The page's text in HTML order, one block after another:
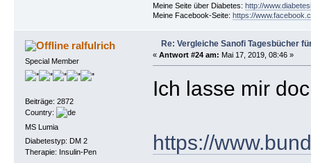
Meine Seite über Diabetes: http://
Meine Facebook-Seite: https://
ralfulrich
Special Member
Beiträge: 2872
Country:
MS Lumia
Diabetestyp: DM 2
Therapie: Insulin-Pen
Re: Vergleiche Sanofi Tagesbücher
« Antwort #24 am: Mai 17, 2019, 08:46 »
Ich lasse mir
https://